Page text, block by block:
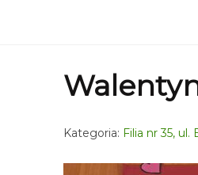
Kategoria: Filia nr 35,